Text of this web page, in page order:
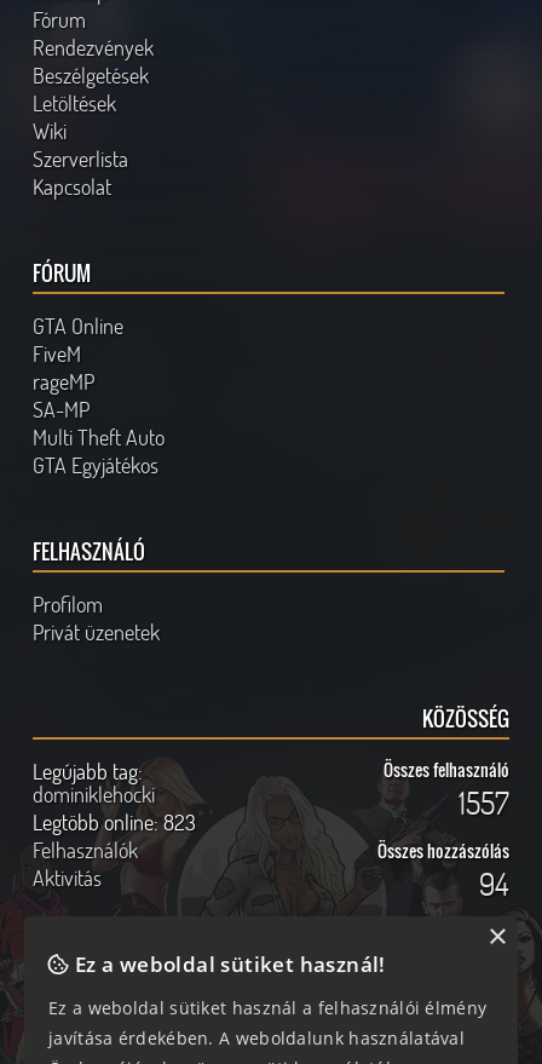
Fórum
Rendezvények
Beszélgetések
Letöltések
Wiki
Szerverlista
Kapcsolat
FÓRUM
GTA Online
FiveM
rageMP
SA-MP
Multi Theft Auto
GTA Egyjátékos
FELHASZNÁLÓ
Profilom
Privát üzenetek
KÖZÖSSÉG
Legújabb tag:
dominiklehocki
Legtöbb online:823
Felhasználók
Aktivitás
Összes felhasználó
1557
Összes hozzászólás
94
Online felhasználók
201 vendég, 0 tag
Kövess Minket!
Ez a weboldal sütiket használ!
Ez a weboldal sütiket használ a felhasználói élmény
javítása érdekében. A weboldalunk használatával
×